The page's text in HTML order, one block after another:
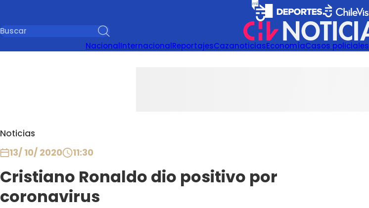
NacionalInternacionalReportajesCazanoticiasEconomíaCasos policiales
Noticias
13/ 10/ 2020 11:30
Cristiano Ronaldo dio positivo por
coronavirus